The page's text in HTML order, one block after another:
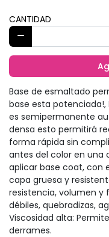
CANTIDAD
Base de esmaltado
base esta
es semipermanente
densa esto permitirá
forma rápida sin
antes del color en una
aplicar base coat, con
capa gruesa y
resistencia, volumen y
débiles, quebradizas,
Viscosidad alta:
derrames.